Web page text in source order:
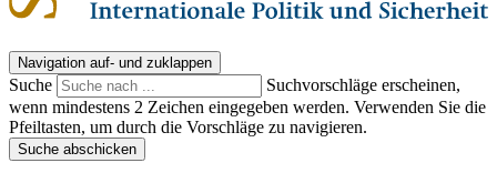
Navigation auf- und zuklappen
Suche
Suchvorschläge erscheinen,
wenn mindestens 2 Zeichen eingegeben werden. Verwenden Sie die
Pfeiltasten, um durch die Vorschläge zu navigieren.
Suche abschicken